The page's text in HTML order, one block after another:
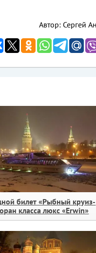
Автор: Сергей
билет «Рыбный круиз-
класса люкс «Erwin»